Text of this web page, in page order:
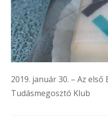
2019. január 30. – Az
Tudásmegosztó Klub